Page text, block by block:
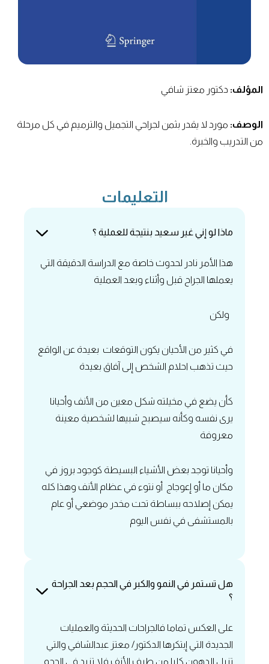
المؤلف: دكتور معتز شافي
الوصف: مورد لا يقدر بثمن لجراحي التجميل والترميم في كل مرحلة
من التدريب والخبرة.
التعليمات
‏ماذا لو إني غير سعيد بنتيجة للعملية ؟
هذا الأمر نادر لحدوث خاصة مع الدراسة الدقيقة التي
يعملها الجراح قبل وأثناء وبعد العملية
في كثير من الأحيان يكون التوقعات بعيدة عن الواقع
حيث تذهب احلام الشخص إلى آفاق بعيدة
‏كأن يضع في مخيلته شكل معين من الأنف وأحيانا
يرى نفسه وكأنه سيصبح شبيها لشخصية معينة
معروفة
‏وأحيانا توجد بعض الأشياء البسيطة كوجود بروز في
مكان ما أو إعوجاج أو نتوء في عظام الأنف وهذا كله
يمكن إصلاحه ببساطة تحت مخدر موضعي أو عام
بالمستشفى في نفس اليوم
‏هل تستمر في النمو والكبر في الحجم بعد الجراحة
؟
على العكس تماما فالجراحات الحديثة والعمليات
الجديدة التي إبتكرها الدكتور/ معتز عبدالشافي والتي
تزيل الدهون كليا من طرف الأنف فلا تزيد في الحجم